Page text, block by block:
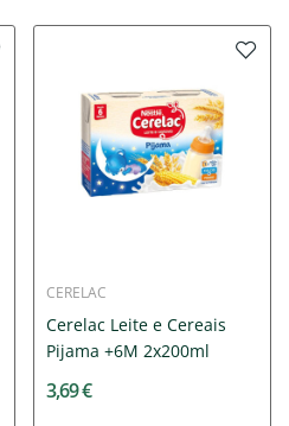
CERELAC
Cerelac Leite e Cereais
Pijama +6M 2x200ml
3,69 €